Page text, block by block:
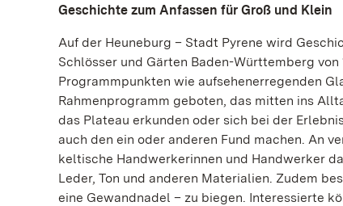
Geschichte zum Anfassen für Groß und Klein
Auf der Heuneburg – Stadt Pyrene wird
Schlösser und Gärten Baden-Württemberg von
Programmpunkten wie aufsehenerregenden
Rahmenprogramm geboten, das mitten ins
das Plateau erkunden oder sich bei der
auch den ein oder anderen Fund machen. An
keltische Handwerkerinnen und Handwerker
Leder, Ton und anderen Materialien. Zudem
eine Gewandnadel – zu biegen. Interessierte